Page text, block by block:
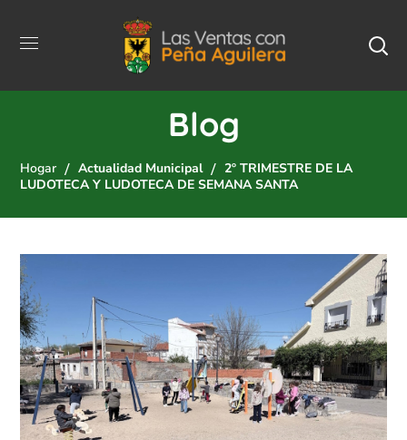
Blog
Hogar Actualidad Municipal
2º TRIMESTRE DE LA
LUDOTECA Y LUDOTECA DE SEMANA SANTA